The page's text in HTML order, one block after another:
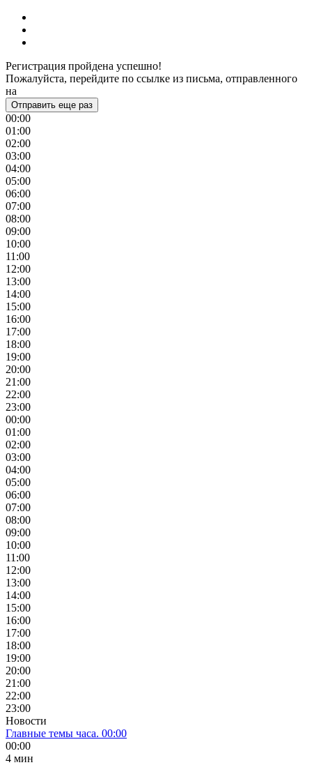
Регистрация пройдена успешно!
Пожалуйста, перейдите по ссылке из письма, отправленного
на
Отправить еще раз
00:00
01:00
02:00
03:00
04:00
05:00
06:00
07:00
08:00
09:00
10:00
11:00
12:00
13:00
14:00
15:00
16:00
17:00
18:00
19:00
20:00
21:00
22:00
23:00
00:00
01:00
02:00
03:00
04:00
05:00
06:00
07:00
08:00
09:00
10:00
11:00
12:00
13:00
14:00
15:00
16:00
17:00
18:00
19:00
20:00
21:00
22:00
23:00
Новости
Главные темы часа. 00:00
00:00
4 мин